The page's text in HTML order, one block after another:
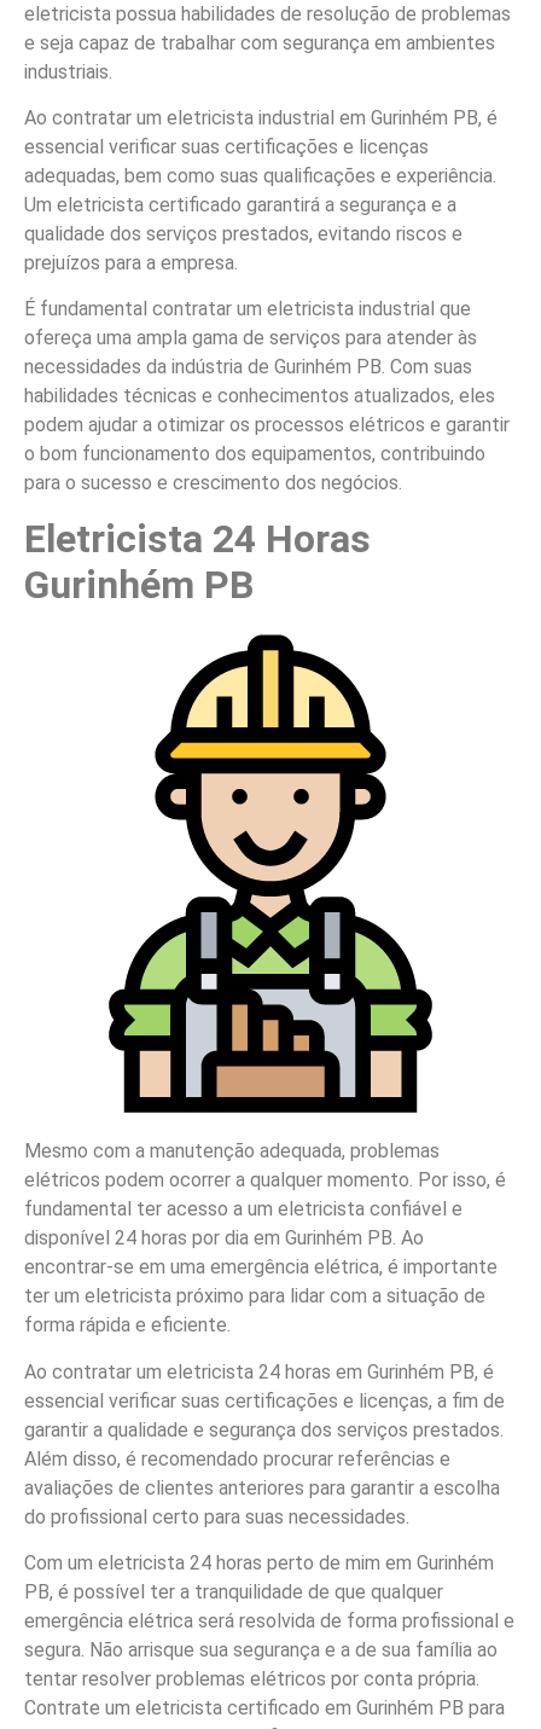
eletricista possua habilidades de resolução de problemas
e seja capaz de trabalhar com segurança em ambientes
industriais.
Ao contratar um eletricista industrial em Gurinhém PB, é
essencial verificar suas certificações e licenças
adequadas, bem como suas qualificações e experiência.
Um eletricista certificado garantirá a segurança e a
qualidade dos serviços prestados, evitando riscos e
prejuízos para a empresa.
É fundamental contratar um eletricista industrial que
ofereça uma ampla gama de serviços para atender às
necessidades da indústria de Gurinhém PB. Com suas
habilidades técnicas e conhecimentos atualizados, eles
podem ajudar a otimizar os processos elétricos e garantir
o bom funcionamento dos equipamentos, contribuindo
para o sucesso e crescimento dos negócios.
Eletricista 24 Horas
Gurinhém PB
Mesmo com a manutenção adequada, problemas
elétricos podem ocorrer a qualquer momento. Por isso, é
fundamental ter acesso a um eletricista confiável e
disponível 24 horas por dia em Gurinhém PB. Ao
encontrar-se em uma emergência elétrica, é importante
ter um eletricista próximo para lidar com a situação de
forma rápida e eficiente.
Ao contratar um eletricista 24 horas em Gurinhém PB, é
essencial verificar suas certificações e licenças, a fim de
garantir a qualidade e segurança dos serviços prestados.
Além disso, é recomendado procurar referências e
avaliações de clientes anteriores para garantir a escolha
do profissional certo para suas necessidades.
Com um eletricista 24 horas perto de mim em Gurinhém
PB, é possível ter a tranquilidade de que qualquer
emergência elétrica será resolvida de forma profissional e
segura. Não arrisque sua segurança e a de sua família ao
tentar resolver problemas elétricos por conta própria.
Contrate um eletricista certificado em Gurinhém PB para